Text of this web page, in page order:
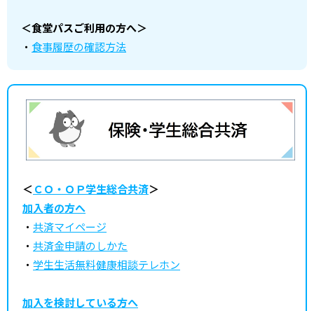
＜食堂パスご利用の方へ＞
・ 食事履歴の確認方法
＜ＣＯ・ＯＰ学生総合共済＞
加入者の方へ
・ 共済マイページ
・ 共済金申請のしかた
・ 学生生活無料健康相談テレホン
加入を検討している方へ